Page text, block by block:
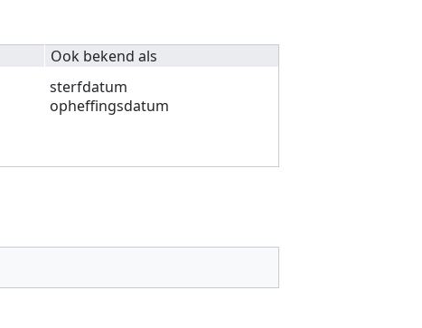
Ook bekend als
sterfdatum
opheffingsdatum